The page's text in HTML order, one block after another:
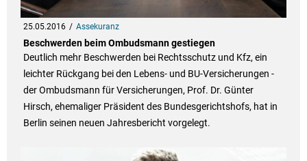
25.05.2016 Assekuranz
Beschwerden beim Ombudsmann gestiegen
Deutlich mehr Beschwerden bei Rechtsschutz und Kfz, ein
leichter Rückgang bei den Lebens- und BU-Versicherungen -
der Ombudsmann für Versicherungen, Prof. Dr. Günter
Hirsch, ehemaliger Präsident des Bundesgerichtshofs, hat in
Berlin seinen neuen Jahresbericht vorgelegt.